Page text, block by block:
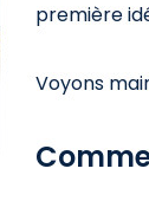
première
Voyons